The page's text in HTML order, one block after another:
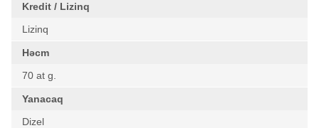
Kredit / Lizinq
Lizinq
Həcm
70 at g.
Yanacaq
Dizel